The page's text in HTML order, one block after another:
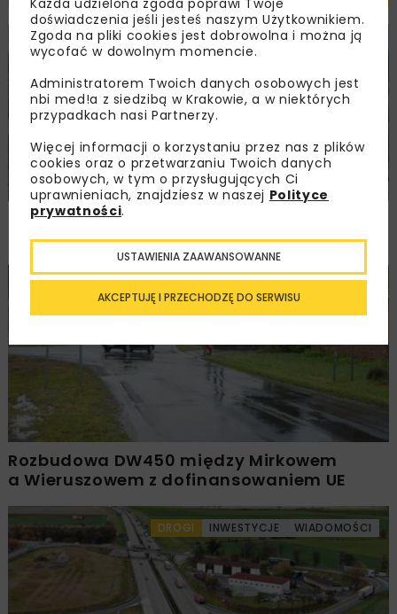
KOLEJ WIADOMOŚCI INWESTYCJE
PKP PLK ogłosiły przetarg na odcinek Gdów
– Szczyrzyc projektu Podłęże–Piekiełko
Rozbudowa DW450 między Mirkowem
a Wieruszowem z dofinansowaniem UE
DROGI INWESTYCJE WIADOMOŚCI
Każda udzielona zgoda poprawi Twoje
doświadczenia jeśli jesteś naszym Użytkownikiem.
Zgoda na pliki cookies jest dobrowolna i można ją
wycofać w dowolnym momencie.
Administratorem Twoich danych osobowych jest
nbi med!a z siedzibą w Krakowie, a w niektórych
przypadkach nasi Partnerzy.
Więcej informacji o korzystaniu przez nas z plików
cookies oraz o przetwarzaniu Twoich danych
osobowych, w tym o przysługujących Ci
uprawnieniach, znajdziesz w naszej Polityce
prywatności.
AKCEPTUJĘ I PRZECHODZĘ DO SERWISU
USTAWIENIA ZAAWANSOWANNE